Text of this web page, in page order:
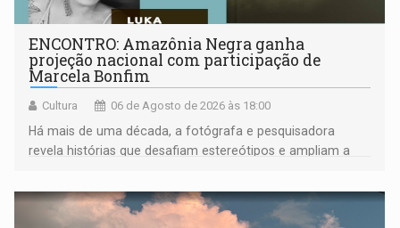
ENCONTRO: Amazônia Negra ganha
projeção nacional com participação de
Marcela Bonfim
Cultura 06 de Agosto de 2026 às 18:00
Há mais de uma década, a fotógrafa e pesquisadora
revela histórias que desafiam estereótipos e ampliam a
negras